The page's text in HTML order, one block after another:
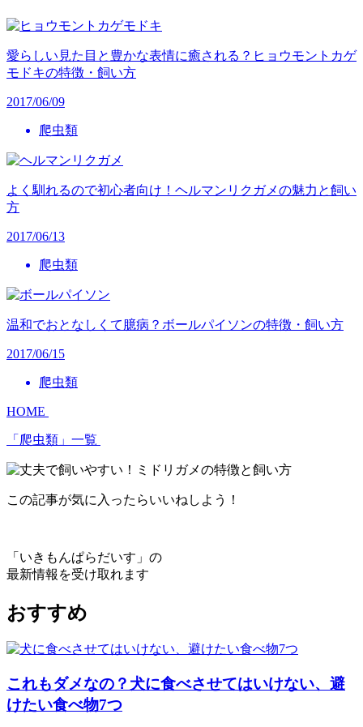
愛らしい見た目と豊かな表情に癒される？ヒョウモントカゲ
モドキの特徴・飼い方
2017/06/09
爬虫類
よく馴れるので初心者向け！ヘルマンリクガメの魅力と飼い
方
2017/06/13
爬虫類
温和でおとなしくて臆病？ボールパイソンの特徴・飼い方
2017/06/15
爬虫類
HOME
「爬虫類」一覧
この記事が気に入ったらいいねしよう！
「いきもんぱらだいす」の
最新情報を受け取れます
おすすめ
これもダメなの？犬に食べさせてはいけない、避
けたい食べ物7つ